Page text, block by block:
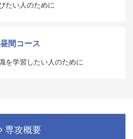
たい人のために
昼間コース
を学習したい人のために
専攻概要